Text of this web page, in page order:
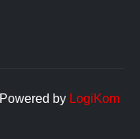
Powered by LogiKom